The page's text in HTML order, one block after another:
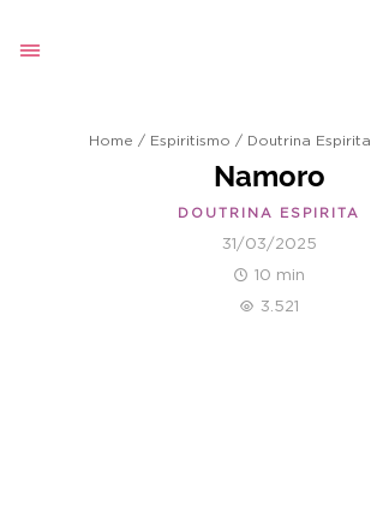
Home / Espiritismo / Doutrina Espirita
Namoro
DOUTRINA ESPIRITA
31/03/2025
10 min
3.521